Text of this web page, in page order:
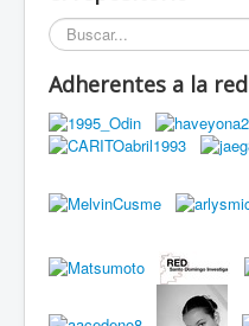
Miembros de la red
Documentos
Buscar...
Adherentes a la red